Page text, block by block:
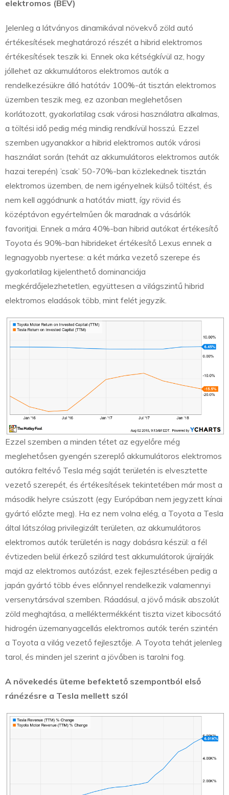
elektromos (BEV)
Jelenleg a látványos dinamikával növekvő zöld autó
értékesítések meghatározó részét a hibrid elektromos
értékesítések teszik ki. Ennek oka kétségkívül az, hogy
jóllehet az akkumulátoros elektromos autók a
rendelkezésükre álló hatótáv 100%-át tisztán elektromos
üzemben teszik meg, ez azonban meglehetősen
korlátozott, gyakorlatilag csak városi használatra alkalmas,
a töltési idő pedig még mindig rendkívül hosszú. Ezzel
szemben ugyanakkor a hibrid elektromos autók városi
használat során (tehát az akkumulátoros elektromos autók
hazai terepén) ’csak’ 50-70%-ban közlekednek tisztán
elektromos üzemben, de nem igényelnek külső töltést, és
nem kell aggódnunk a hatótáv miatt, így rövid és
középtávon egyértelműen ők maradnak a vásárlók
favoritjai. Ennek a mára 40%-ban hibrid autókat értékesítő
Toyota és 90%-ban hibrideket értékesítő Lexus ennek a
legnagyobb nyertese: a két márka vezető szerepe és
gyakorlatilag kijelenthető dominanciája
megkérdőjelezhetetlen, együttesen a világszintű hibrid
elektromos eladások több, mint felét jegyzik.
Ezzel szemben a minden tétet az egyelőre még
meglehetősen gyengén szereplő akkumulátoros elektromos
autókra feltévő Tesla még saját területén is elvesztette
vezető szerepét, és értékesítések tekintetében már most a
második helyre csúszott (egy Európában nem jegyzett kínai
gyártó előzte meg). Ha ez nem volna elég, a Toyota a Tesla
által látszólag privilegizált területen, az akkumulátoros
elektromos autók területén is nagy dobásra készül: a fél
évtizeden belül érkező szilárd test akkumulátorok újraírják
majd az elektromos autózást, ezek fejlesztésében pedig a
japán gyártó több éves előnnyel rendelkezik valamennyi
versenytársával szemben. Ráadásul, a jövő másik abszolút
zöld meghajtása, a melléktermékként tiszta vizet kibocsátó
hidrogén üzemanyagcellás elektromos autók terén szintén
a Toyota a világ vezető fejlesztője. A Toyota tehát jelenleg
tarol, és minden jel szerint a jövőben is tarolni fog.
A növekedés üteme befektető szempontból első
ránézésre a Tesla mellett szól